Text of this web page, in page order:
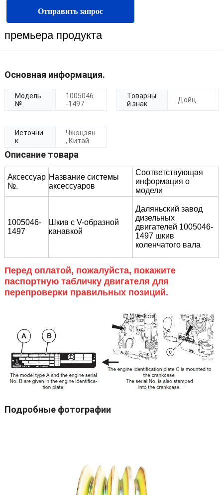
Отправить запрос
премьера продукта